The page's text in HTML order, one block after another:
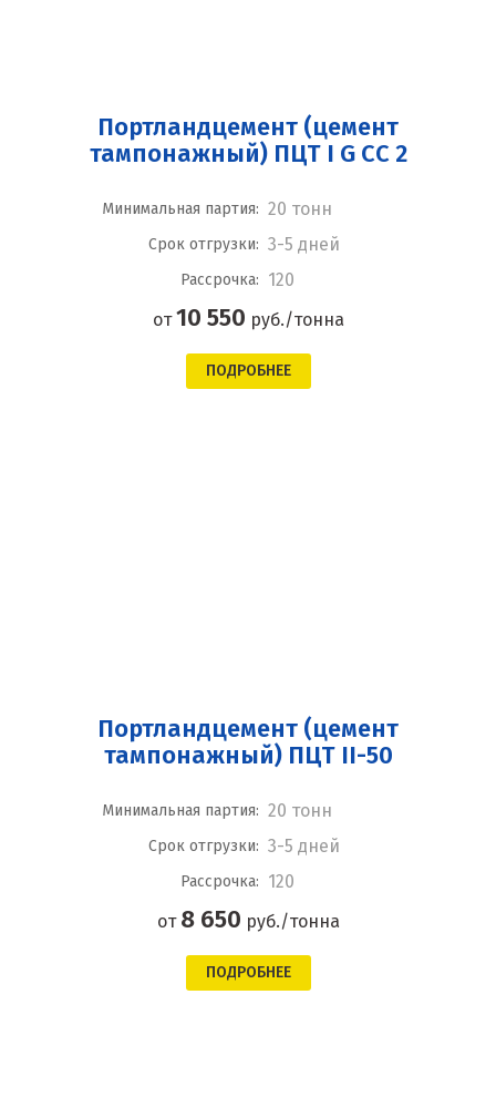
Портландцемент (цемент
тампонажный) ПЦТ I G CC 2
Минимальная партия: 20 тонн
Срок отгрузки: 3-5 дней
Рассрочка: 120
от10 550 руб./тонна
ПОДРОБНЕЕ
Портландцемент (цемент
тампонажный) ПЦТ II-50
Минимальная партия: 20 тонн
Срок отгрузки: 3-5 дней
Рассрочка: 120
от 8 650 руб./тонна
ПОДРОБНЕЕ